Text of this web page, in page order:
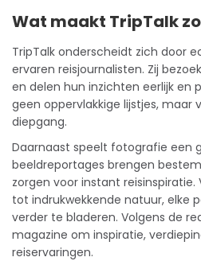
Wat maakt TripTalk
TripTalk onderscheidt zich door
ervaren reisjournalisten. Zij
en delen hun inzichten eerlijk en
geen oppervlakkige lijstjes, maar
diepgang.
Daarnaast speelt fotografie een
beeldreportages brengen
zorgen voor instant
tot indrukwekkende natuur, elke
verder te bladeren. Volgens de
magazine om inspiratie,
reiservaringen.